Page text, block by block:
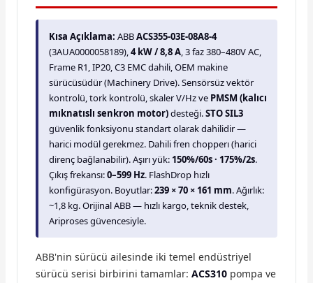
Kısa Açıklama: ABBACS355-03E-08A8-4
(3AUA0000058189),4 kW / 8,8 A, 3 faz 380–480V AC,
Frame R1, IP20, C3 EMC dahili, OEM makine
sürücüsüdür (Machinery Drive). Sensörsüz vektör
kontrolü, tork kontrolü, skaler V/Hz ve PMSM (kalıcı
mıknatıslı senkron motor)desteği.STO SIL3
güvenlik fonksiyonu standart olarak dahilidir —
harici modül gerekmez. Dahili fren chopperı (harici
direnç bağlanabilir). Aşırı yük: 150%/60s · 175%/2s.
Çıkış frekansı:0–599 Hz. FlashDrop hızlı
konfigürasyon. Boyutlar:239 × 70 × 161 mm. Ağırlık:
~1,8 kg. Orijinal ABB — hızlı kargo, teknik destek,
Ariproses güvencesiyle.
ABB'nin sürücü ailesinde iki temel endüstriyel
sürücü serisi birbirini tamamlar: ACS310 pompa ve